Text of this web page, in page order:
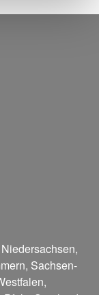
Niedersachsen,
, Sachsen-
,